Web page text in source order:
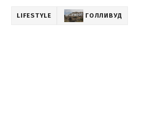
LIFESTYLE ГОЛЛИВУД